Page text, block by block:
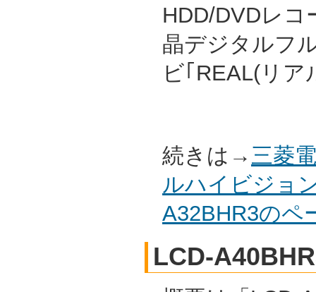
HDD/DVDレコ
晶デジタルフ
ビ｢REAL(リア
続きは→ 三菱
ルハイビジョ
A32BHR3のペ
LCD-